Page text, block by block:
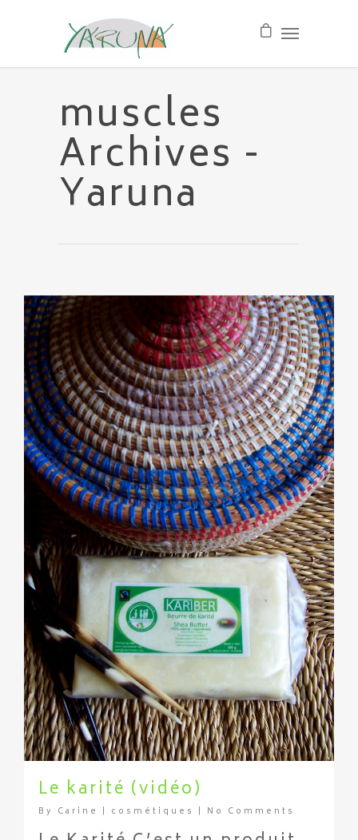
muscles
Archives -
Yaruna
Le karité (vidéo)
By Carine | cosmétiques | No Comments